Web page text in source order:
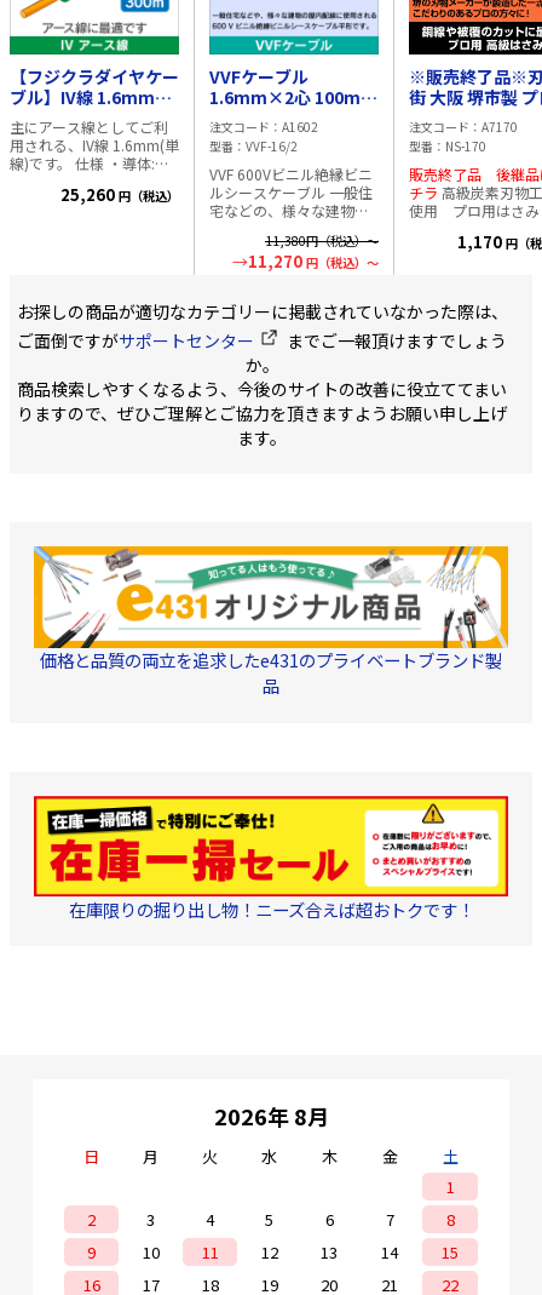
【フジクラダイヤケー
ブル】IV線 1.6mm
300m巻【緑】
主にアース線としてご利
用される、IV線 1.6mm(単
線)です。 仕様 ・導体:単
縁体厚さ(mm):0.8 ・仕上
25,260 円（税込）
VVFケーブル
1.6mm×2心 100m
1.6×2C 灰色 日本メ
ーカー製
注文コード
A1602
型番
VVF-16/2
VVF 600Vビニル絶縁ビニ
ルシースケーブル 一般住
宅などの、様々な建物の
600 V ビニル絶縁ビニル
シースケーブル平形で
線心数:2 サイズ:1.6mm
11,380円（税込）～
11,270 円（税込）～
※販売終了品※
街 大阪 堺市製
はさみ こだわり
る職人さんに使
きたい一品 フロ
スト【 L寸】
注文コード
A7170
型番
NS-170
販売終了品 後継品
チラ
使用 プロ用はさ
だわったはさみです
で「はさみ一筋」
カーが製造した至
品です。単に切れ
でなく、強靭な刃
凹凸を入れる事で
た物がはさみに付
機能など 老舗メー
一度使うと、他の
は使えない。そん
商品です。 ■ショップ担
当のコメント■ お
のアンケートで、
評価の高かったは
す。 当社でも気に
とも皆様にご紹介
なり、その後 製造
ーと交渉を行い販
に至りました。 ただ、残
念な点が1点。包装
ケージのデザイン
感がイマイチ。 商
着しても、見た目
1,170 円（
お探しの商品が適切なカテゴリーに掲載されていなかった際は、
ご面倒ですがサポートセンター
までご一報頂けますでしょう
か。
商品検索しやすくなるよう、今後のサイトの改善に役立ててまい
りますので、ぜひご理解とご協力を頂きますようお願い申し上げ
ます。
価格と品質の両立を追求したe431のプライベートブランド製
品
在庫限りの掘り出し物！ニーズ合えば超おトクです！
2026年 8月
日 月 火 水 木 金
土
1
2
3 4 5 6 7
8
9
10 11 12 13 14
15
16
17 18 19 20 21
22